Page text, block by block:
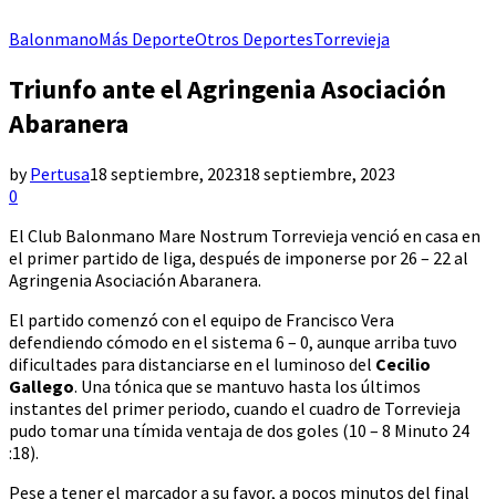
BalonmanoMás DeporteOtros DeportesTorrevieja
Triunfo ante el Agringenia Asociación
Abaranera
byPertusa18 septiembre, 202318 septiembre, 2023
0
El Club Balonmano Mare Nostrum Torrevieja venció en casa en
el primer partido de liga, después de imponerse por 26 – 22 al
Agringenia Asociación Abaranera.
El partido comenzó con el equipo de Francisco Vera
defendiendo cómodo en el sistema 6 – 0, aunque arriba tuvo
dificultades para distanciarse en el luminoso del Cecilio
Gallego. Una tónica que se mantuvo hasta los últimos
instantes del primer periodo, cuando el cuadro de Torrevieja
pudo tomar una tímida ventaja de dos goles (10 – 8 Minuto 24
:18).
Pese a tener el marcador a su favor, a pocos minutos del final